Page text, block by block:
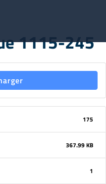
1115-245
175
367.99 KB
1